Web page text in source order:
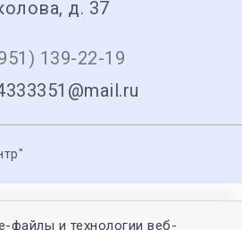
д. 37
139-22-19
файлы и технологии веб-